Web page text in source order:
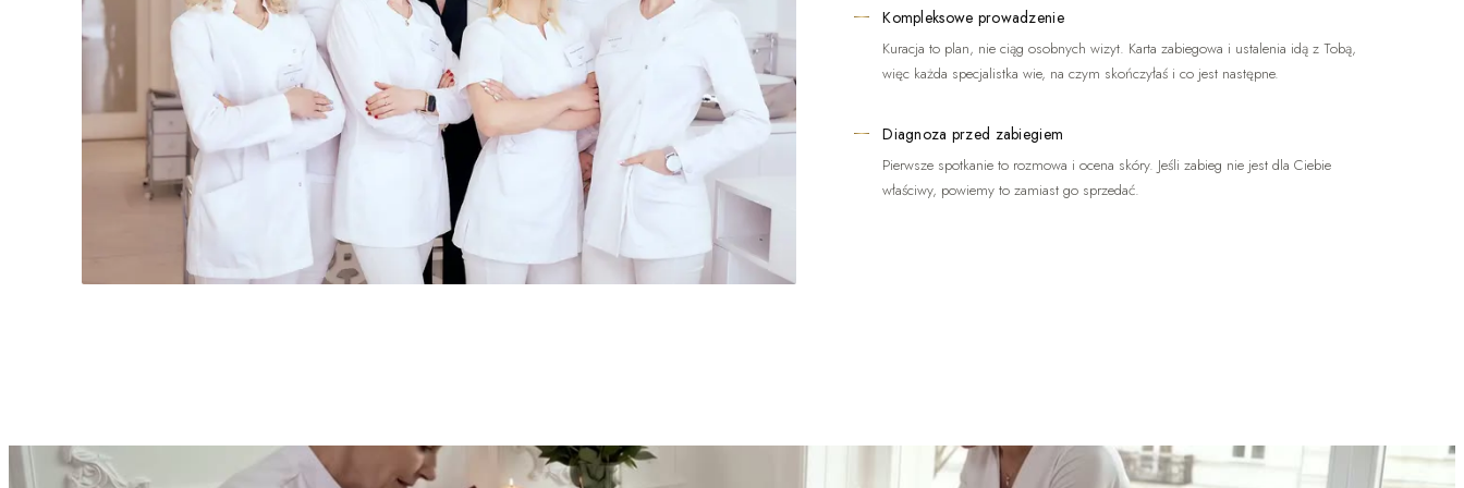
Kompleksowe prowadzenie
Kuracja to plan, nie ciąg osobnych wizyt. Karta zabiegowa i ustalenia idą z Tobą,
więc każda specjalistka wie, na czym skończyłaś i co jest następne.
Diagnoza przed zabiegiem
Pierwsze spotkanie to rozmowa i ocena skóry. Jeśli zabieg nie jest dla Ciebie
właściwy, powiemy to zamiast go sprzedać.